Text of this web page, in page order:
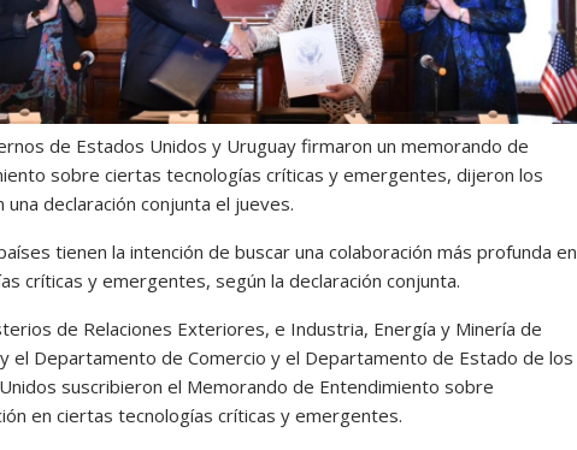
de Estados Unidos y Uruguay firmaron un memorando de
sobre ciertas tecnologías críticas y emergentes, dijeron los
una declaración conjunta el jueves.
tienen la intención de buscar una colaboración más profunda en
críticas y emergentes, según la declaración conjunta.
de Relaciones Exteriores, e Industria, Energía y Minería de
el Departamento de Comercio y el Departamento de Estado de los
suscribieron el Memorando de Entendimiento sobre
en ciertas tecnologías críticas y emergentes.